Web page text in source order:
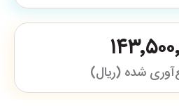
شده (ریال)